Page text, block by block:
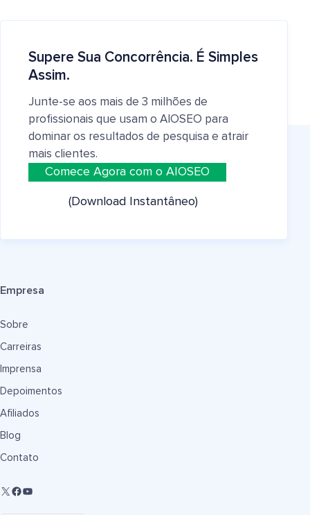
Supere Sua Concorrência. É Simples
Assim.
Junte-se aos mais de 3 milhões de
profissionais que usam o AIOSEO para
dominar os resultados de pesquisa e atrair
mais clientes.
Comece Agora com o AIOSEO
(Download Instantâneo)
Empresa
Sobre
Carreiras
Imprensa
Depoimentos
Afiliados
Blog
Contato